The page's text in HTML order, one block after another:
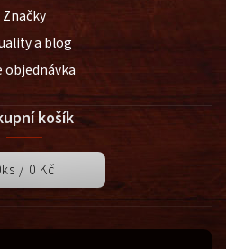
Značky
a blog
objednávka
košík
ks / 0 Kč